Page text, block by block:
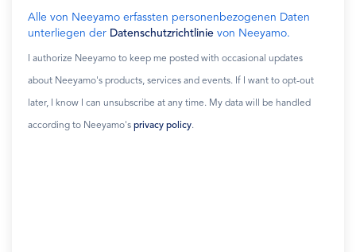
Alle von Neeyamo erfassten personenbezogenen Daten
unterliegen der Datenschutzrichtlinie von Neeyamo.
I authorize Neeyamo to keep me posted with occasional updates
about Neeyamo's products, services and events. If I want to opt-out
later, I know I can unsubscribe at any time. My data will be handled
according to Neeyamo's privacy policy.